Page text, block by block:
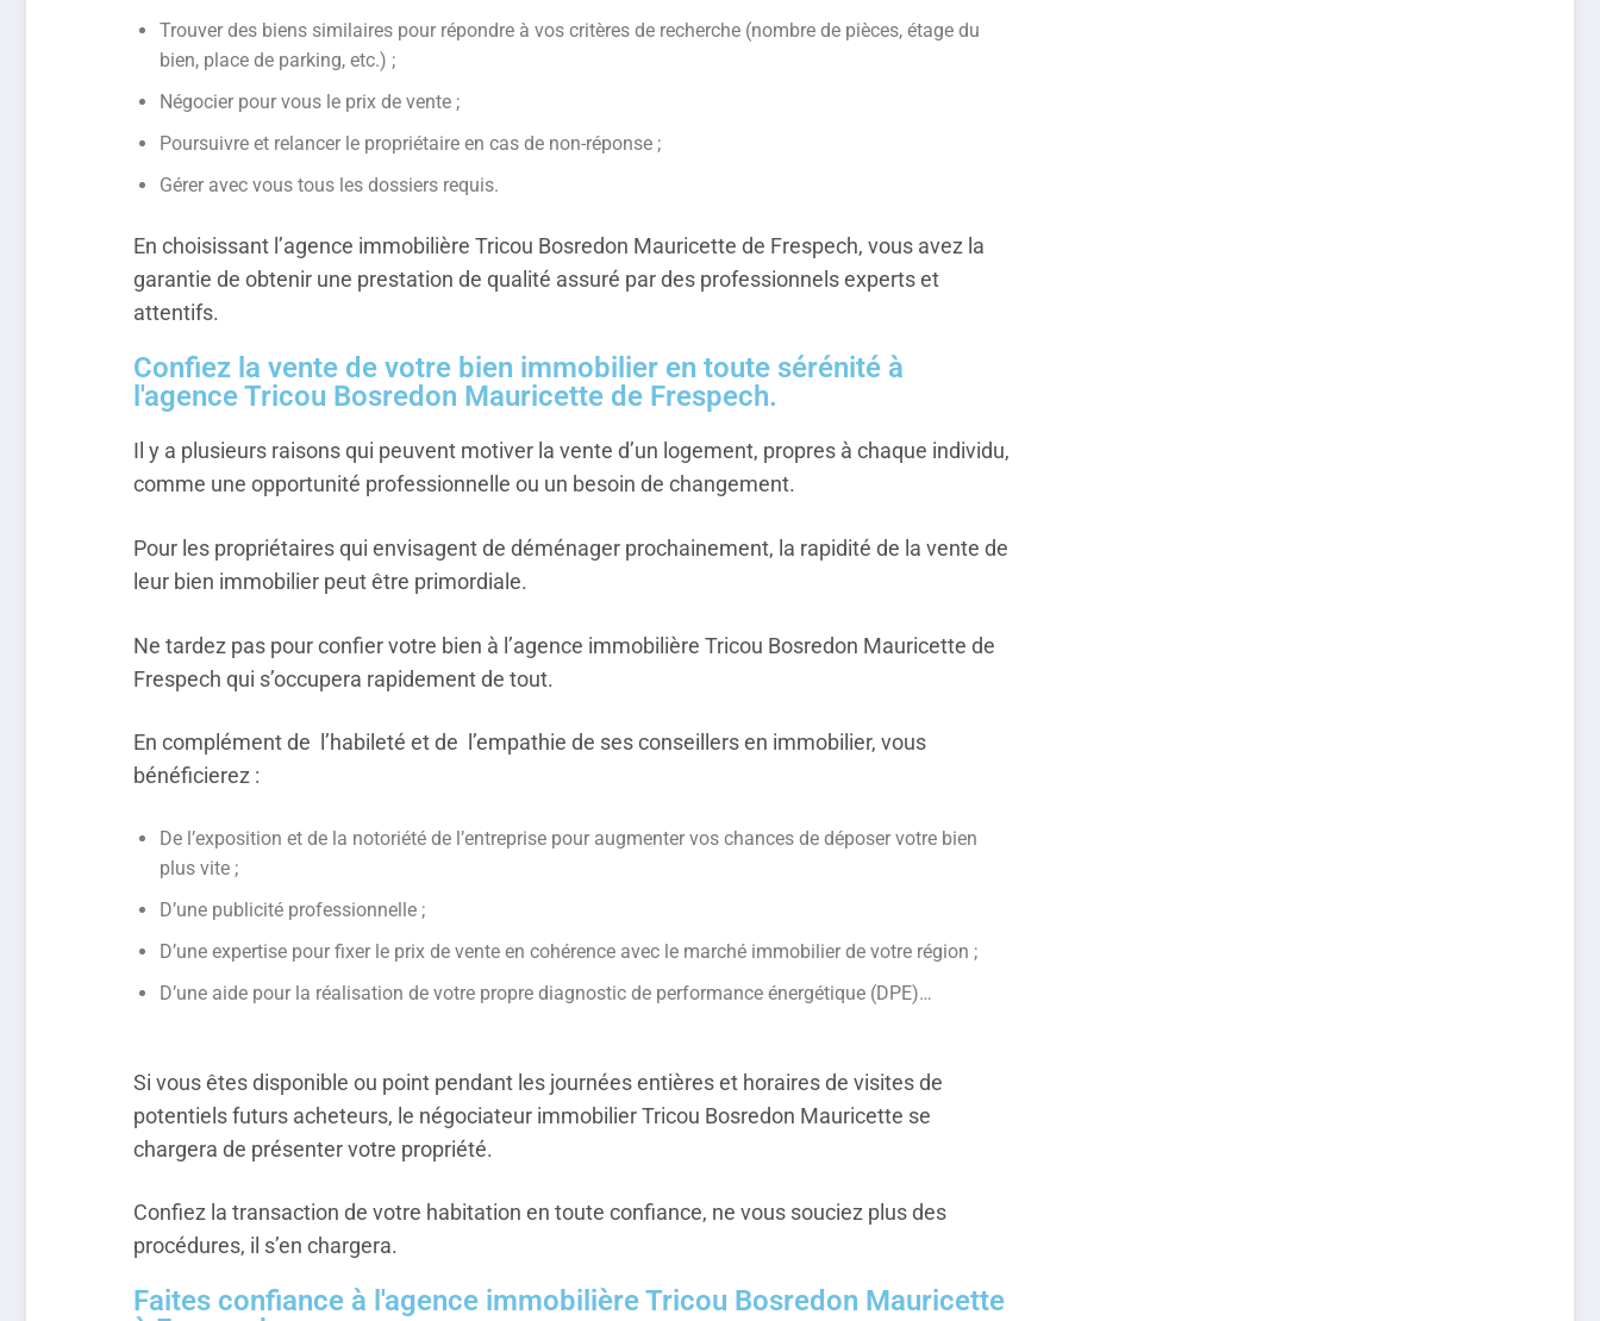
Trouver des biens similaires pour répondre à vos critères de recherche (nombre de pièces, étage du
bien, place de parking, etc.) ;
Négocier pour vous le prix de vente ;
Poursuivre et relancer le propriétaire en cas de non-réponse ;
Gérer avec vous tous les dossiers requis.
En choisissant l’agence immobilière Tricou Bosredon Mauricette de Frespech, vous avez la
garantie de obtenir une prestation de qualité assuré par des professionnels experts et
attentifs.
Confiez la vente de votre bien immobilier en toute sérénité à
l'agence Tricou Bosredon Mauricette de Frespech.
Il y a plusieurs raisons qui peuvent motiver la vente d’un logement, propres à chaque individu,
comme une opportunité professionnelle ou un besoin de changement.
Pour les propriétaires qui envisagent de déménager prochainement, la rapidité de la vente de
leur bien immobilier peut être primordiale.
Ne tardez pas pour confier votre bien à l’agence immobilière Tricou Bosredon Mauricette de
Frespech qui s’occupera rapidement de tout.
En complément de l’habileté et de l’empathie de ses conseillers en immobilier, vous
bénéficierez :
De l’exposition et de la notoriété de l’entreprise pour augmenter vos chances de déposer votre bien
plus vite ;
D’une publicité professionnelle ;
D’une expertise pour fixer le prix de vente en cohérence avec le marché immobilier de votre région ;
D’une aide pour la réalisation de votre propre diagnostic de performance énergétique (DPE)…
Si vous êtes disponible ou point pendant les journées entières et horaires de visites de
potentiels futurs acheteurs, le négociateur immobilier Tricou Bosredon Mauricette se
chargera de présenter votre propriété.
Confiez la transaction de votre habitation en toute confiance, ne vous souciez plus des
procédures, il s’en chargera.
Faites confiance à l'agence immobilière Tricou Bosredon Mauricette